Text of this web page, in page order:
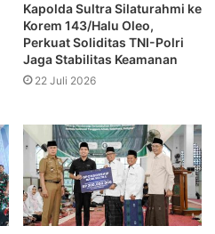
Kapolda Sultra Silaturahmi ke
Korem 143/Halu Oleo,
Perkuat Soliditas TNI-Polri
Jaga Stabilitas Keamanan
22 Juli 2026